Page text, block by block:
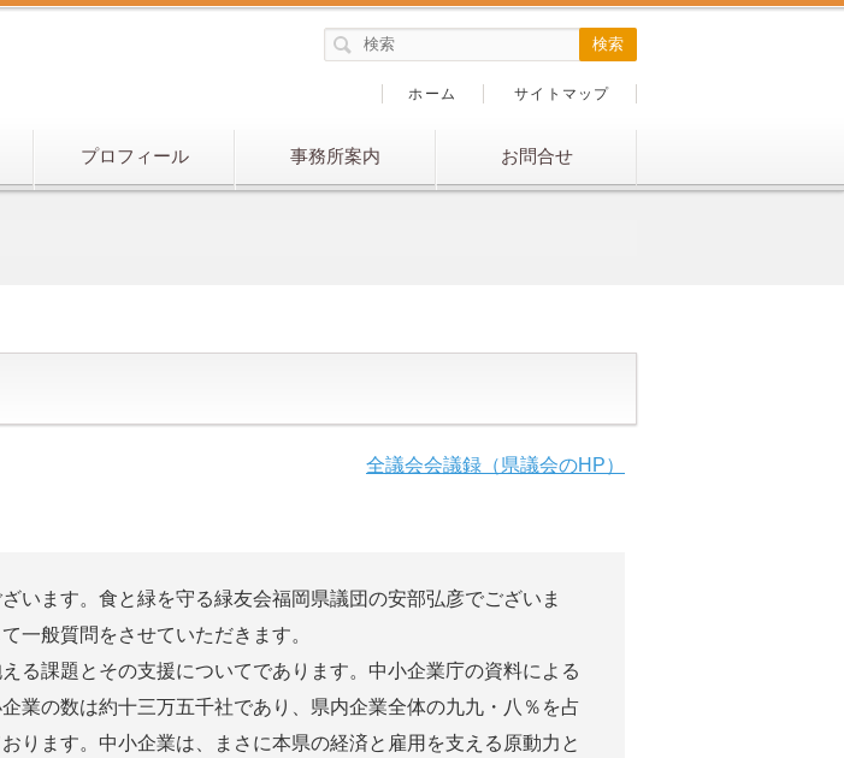
プロフィール 事務所案内 お問合せ
ホーム サイトマップ
全議会会議録（県議会のHP）
います。食と緑を守る緑友会福岡県議団の安部弘彦でございま
一般質問をさせていただきます。
る課題とその支援についてであります。中小企業庁の資料による
業の数は約十三万五千社であり、県内企業全体の九九・八％を占
ります。中小企業は、まさに本県の経済と雇用を支える原動力と